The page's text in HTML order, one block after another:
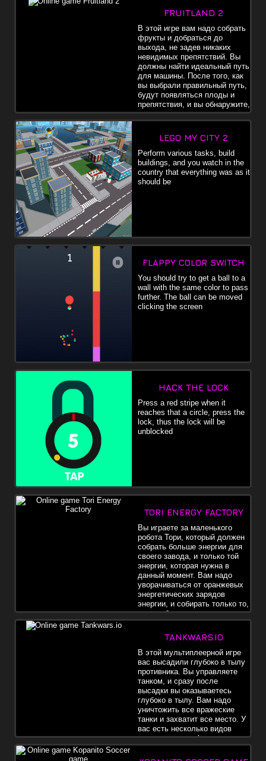
FRUITLAND 2
В этой игре вам надо собрать
фрукты и добраться до
выхода, не задев никаких
невидимых препятствий. Вы
должны найти идеальный путь
для машины. После того, как
вы выбрали правильный путь,
будут появляться плоды и
препятствия, и вы обнаружите,
если ваша машина достигает
выхода и забирает все плоды ,то все хорошо , игаче вам нужно
найти новый.
LEGO MY CITY 2
Perform various tasks, build
buildings, and you watch in the
country that everything was as it
should be
FLAPPY COLOR SWITCH
You should try to get a ball to a
wall with the same color to pass
further. The ball can be moved
clicking the screen
HACK THE LOCK
Press a red stripe when it
reaches that a circle, press the
lock, thus the lock will be
unblocked
TORI ENERGY FACTORY
Вы играете за маленького
робота Тори, который должен
собрать больше энергии для
своего завода, и только той
энергии, которая нужна в
данный момент. Вам надо
уворачиваться от оранжевых
энергетических зарядов
энергии, и собирать только то,
что необходимо.
TANKWARS.IO
В этой мультиплеерной игре
вас высадили глубоко в тылу
противника. Вы управляете
танком, и сразу после
высадки вы оказываетесь
глубоко в тылу. Вам надо
уничтожить все вражеские
танки и захватит все место. У
вас есть несколько видов
игры - захватит флаг и
побелить, или убить всех. В начале у вас есть только
начальные улучшения вашего танка, но с самолета регулярно